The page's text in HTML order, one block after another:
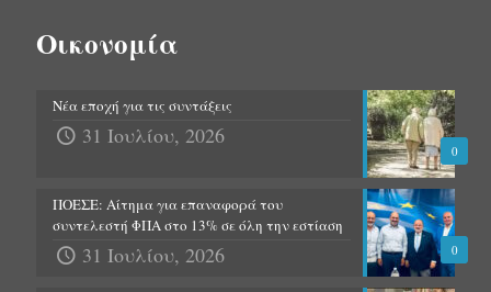
Οικονομία
0
Νέα εποχή για τις συντάξεις
31 Ιουλίου, 2026
0
ΠΟΕΣΕ: Αίτημα για επαναφορά του
συντελεστή ΦΠΑ στο 13% σε όλη την εστίαση
31 Ιουλίου, 2026